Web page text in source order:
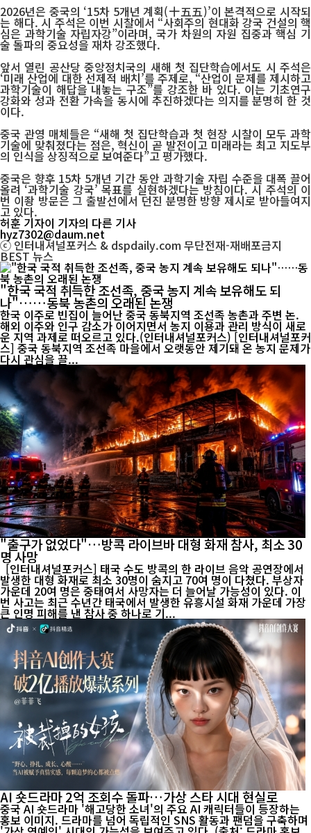
2026년은 중국의 ‘15차 5개년 계획(十五五)’이 본격적으로 시작되
는 해다. 시 주석은 이번 시찰에서 “사회주의 현대화 강국 건설의 핵
심은 과학기술 자립자강”이라며, 국가 차원의 자원 집중과 핵심 기
술 돌파의 중요성을 재차 강조했다.
앞서 열린 공산당 중앙정치국의 새해 첫 집단학습에서도 시 주석은
‘미래 산업에 대한 선제적 배치’를 주제로, “산업이 문제를 제시하고
과학기술이 해답을 내놓는 구조”를 강조한 바 있다. 이는 기초연구
강화와 성과 전환 가속을 동시에 추진하겠다는 의지를 분명히 한 것
이다.
중국 관영 매체들은 “새해 첫 집단학습과 첫 현장 시찰이 모두 과학
기술에 맞춰졌다는 점은, 혁신이 곧 발전이고 미래라는 최고 지도부
의 인식을 상징적으로 보여준다”고 평가했다.
중국은 향후 15차 5개년 기간 동안 과학기술 자립 수준을 대폭 끌어
올려 ‘과학기술 강국’ 목표를 실현하겠다는 방침이다. 시 주석의 이
번 이좡 방문은 그 출발선에서 던진 분명한 방향 제시로 받아들여지
고 있다.
허훈 기자이 기자의 다른 기사
hyz7302@daum.net
ⓒ 인터내셔널포커스 & dspdaily.com 무단전재-재배포금지
BEST뉴스
"한국 국적 취득한 조선족, 중국 농지 계속 보유해도 되
나"……동북 농촌의 오래된 논쟁
한국 이주로 빈집이 늘어난 중국 동북지역 조선족 농촌과 주변 논.
해외 이주와 인구 감소가 이어지면서 농지 이용과 관리 방식이 새로
운 지역 과제로 떠오르고 있다.(인터내셔널포커스) [인터내셔널포커
스] 중국 동북지역 조선족 마을에서 오랫동안 제기돼 온 농지 문제가
다시 관심을 끌...
"출구가 없었다"…방콕 라이브바 대형 화재 참사, 최소 30
명 사망
[인터내셔널포커스] 태국 수도 방콕의 한 라이브 음악 공연장에서
발생한 대형 화재로 최소 30명이 숨지고 70여 명이 다쳤다. 부상자
가운데 20여 명은 중태여서 사망자는 더 늘어날 가능성이 있다. 이
번 사고는 최근 수년간 태국에서 발생한 유흥시설 화재 가운데 가장
큰 인명 피해를 낸 참사 중 하나로 기...
AI 숏드라마 2억 조회수 돌파…가상 스타 시대 현실로
중국 AI 숏드라마 '해고당한 소녀'의 주요 AI 캐릭터들이 등장하는
홍보 이미지. 드라마를 넘어 독립적인 SNS 활동과 팬덤을 구축하며